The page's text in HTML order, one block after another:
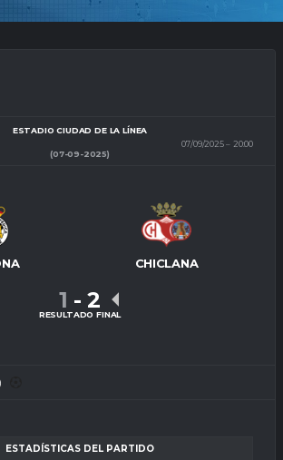
ESTADIO CIUDAD DE LA LÍNEA
07/09/2025
20:00
(07-09-2025)
CHICLANA
1 - 2
RESULTADO FINAL
ESTADÍSTICAS DEL PARTIDO